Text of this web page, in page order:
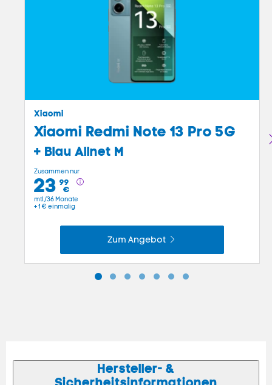
Xiaomi
Xiaomi Redmi Note 13 Pro 5G
+ Blau Allnet M
Zusammen nur
23 99
€
mtl./36 Monate
+1 € einmalig
Zusammen
nur
23,99
€
Zum Angebot
Hersteller- &